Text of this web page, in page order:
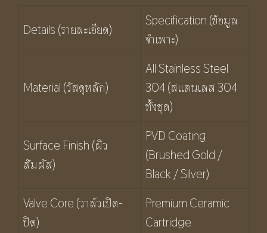
Details (รายละเอียด)
Specification (ข้อมูล
จำเพาะ)
Material (วัสดุหลัก)
All Stainless Steel
304 (สแตนเลส 304
ทั้งชุด)
Surface Finish (ผิว
สัมผัส)
PVD Coating
(Brushed Gold /
Black / Silver)
Valve Core (วาล์วเปิด-
ปิด)
Premium Ceramic
Cartridge